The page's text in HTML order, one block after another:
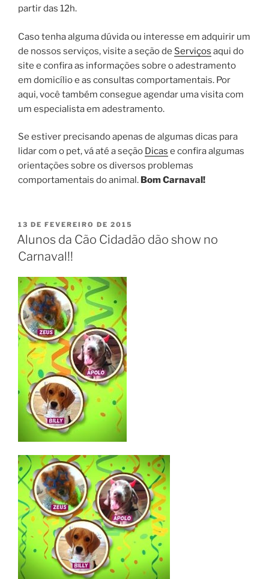
partir das 12h.
Caso tenha alguma dúvida ou interesse em adquirir um
de nossos serviços, visite a seção de Serviços aqui do
site e confira as informações sobre o adestramento
em domicílio e as consultas comportamentais. Por
aqui, você também consegue agendar uma visita com
um especialista em adestramento.
Se estiver precisando apenas de algumas dicas para
lidar com o pet, vá até a seção Dicas e confira algumas
orientações sobre os diversos problemas
comportamentais do animal. Bom Carnaval!
13 DE FEVEREIRO DE 2015
Alunos da Cão Cidadão dão show no
Carnaval!!